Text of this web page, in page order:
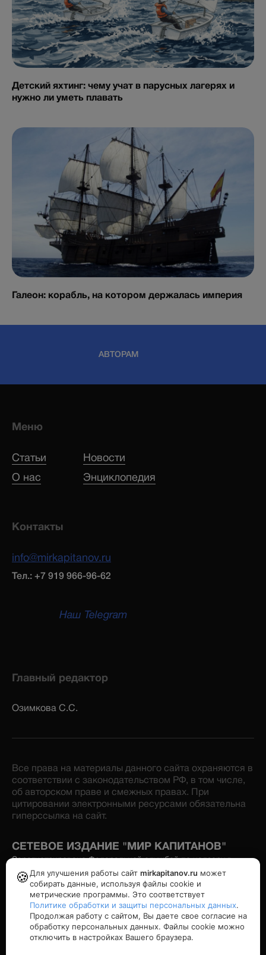
Детский яхтинг: чему учат в парусных лагерях и
нужно ли уметь плавать
Галеон: корабль, на котором держалась империя
АВТОРАМ
Меню
Статьи
Новости
О нас
Энциклопедия
Контакты
info@mirkapitanov.ru
Тел.: +7 919 966-96-62
Наш Telegram
Главный редактор
Озимкова С.С.
Все права на материалы данного сайта охраняются в
соответствии с законодательством РФ, в том числе,
об авторском праве и смежных правах. При
цитировании электронными ресурсами обязательна
гиперссылка на сайт.
СЕТЕВОЕ ИЗДАНИЕ "МИР КАПИТАНОВ"
Зарегистрировано Федеральной службой по надзору в
сфере связи, информационных технологий и массовых
коммуникаций. Номер свидетельства: серия Эл № ФС77-
86870 от 16 февраля 2024 г. Учредитель: Озимков А.И.
Политика конфиденциальности
🍪 Для улучшения работы сайт mirkapitanov.ru может
собирать данные, используя файлы cookie и
метрические программы. Это соответствует
Политике обработки и защиты персональных данных.
Продолжая работу с сайтом, Вы даете свое согласие на
обработку персональных данных. Файлы cookie можно
отключить в настройках Вашего браузера.